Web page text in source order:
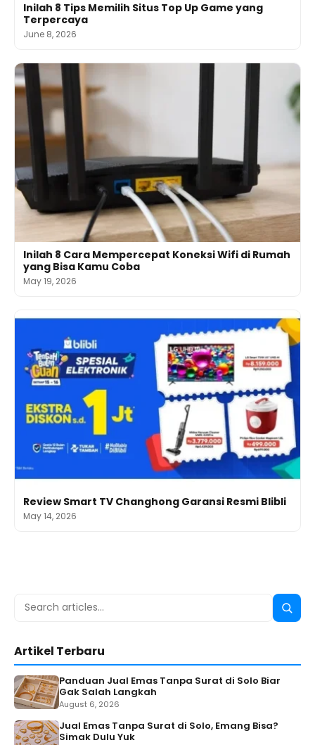
Inilah 8 Tips Memilih Situs Top Up Game yang
Terpercaya
June 8, 2026
Inilah 8 Cara Mempercepat Koneksi Wifi di Rumah
yang Bisa Kamu Coba
May 19, 2026
Review Smart TV Changhong Garansi Resmi Blibli
May 14, 2026
Search
Search
Artikel Terbaru
Panduan Jual Emas Tanpa Surat di Solo Biar
Gak Salah Langkah
August 6, 2026
Jual Emas Tanpa Surat di Solo, Emang Bisa?
Simak Dulu Yuk